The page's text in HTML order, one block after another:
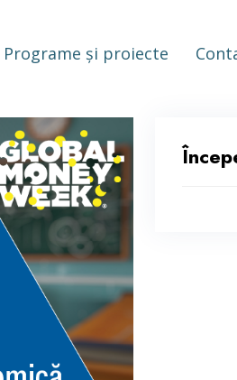
Programe și proiecte